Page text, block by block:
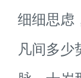
细细思虑
凡间多少